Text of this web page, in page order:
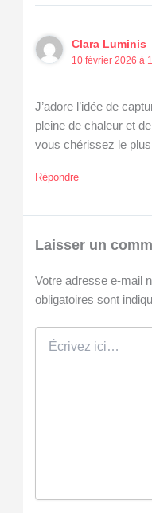
Clara Luminis
10 février 2026 à
J’adore l’idée de
pleine de chaleur et
vous chérissez le
Répondre
Laisser un
Votre adresse e-mail
obligatoires sont
ici…